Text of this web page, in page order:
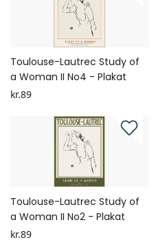
Toulouse-Lautrec Study of
a Woman II No4 - Plakat
kr.89
Toulouse-Lautrec Study of
a Woman II No2 - Plakat
kr.89